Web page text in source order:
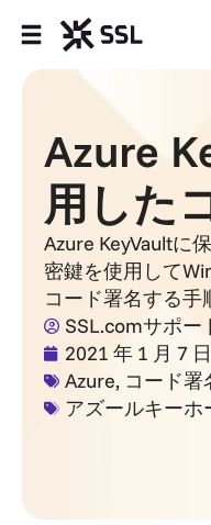
製品
用途事例
Partners
会社
サポート
Azure
用した
Azure KeyVaultに
密鍵を使用して
コード署名する手
SSL.comサポー
2021 年 1 月 7 日
Azure, コード署
アズールキーホ